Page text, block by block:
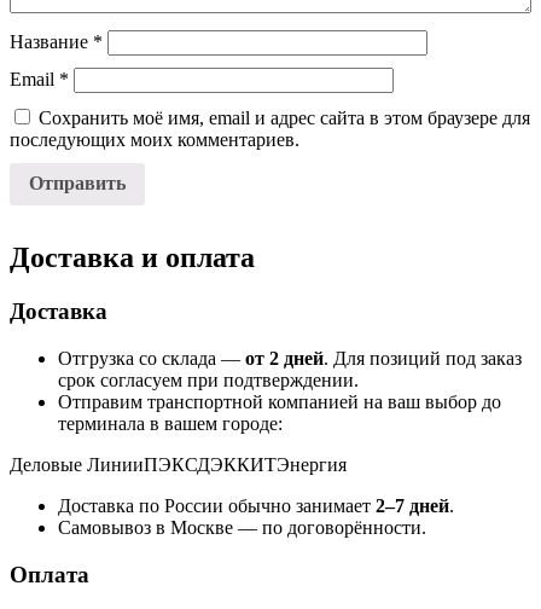
Название *
Email *
Сохранить моё имя, email и адрес сайта в этом браузере для
последующих моих комментариев.
Доставка и оплата
Доставка
Отгрузка со склада — от 2 дней. Для позиций под заказ
срок согласуем при подтверждении.
Отправим транспортной компанией на ваш выбор до
терминала в вашем городе:
Деловые ЛинииПЭКСДЭККИТЭнергия
Доставка по России обычно занимает 2–7 дней.
Самовывоз в Москве — по договорённости.
Оплата